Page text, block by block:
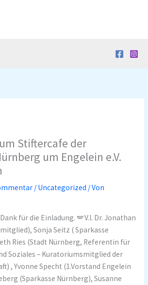
Stiftercafe der
um Engelein e.V.
/ Uncategorized / Von
für die Einladung. 🪽V.l. Dr. Jonathan
Sonja Seitz ( Sparkasse
Ries (Stadt Nürnberg, Referentin für
Soziales – Kuratoriumsmitglied der
, Yvonne Specht (1.Vorstand Engelein
(Sparkasse Nürnberg), Susanne